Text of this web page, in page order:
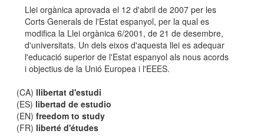
Llei orgànica aprovada el 12 d'abril de 2007 per les
Corts Generals de l'Estat espanyol, per la qual es
modifica la Llei orgànica 6/2001, de 21 de desembre,
d'universitats. Un dels eixos d'aquesta llei es adequar
l'educació superior de l'Estat espanyol als nous acords
i objectius de la Unió Europea i l'EEES.
(CA) llibertat d'estudi
(ES) libertad de estudio
(EN)freedom to study
(FR) liberté d'études